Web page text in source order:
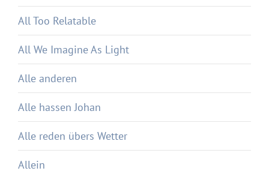
All Too Relatable
All We Imagine As Light
Alle anderen
Alle hassen Johan
Alle reden übers Wetter
Allein